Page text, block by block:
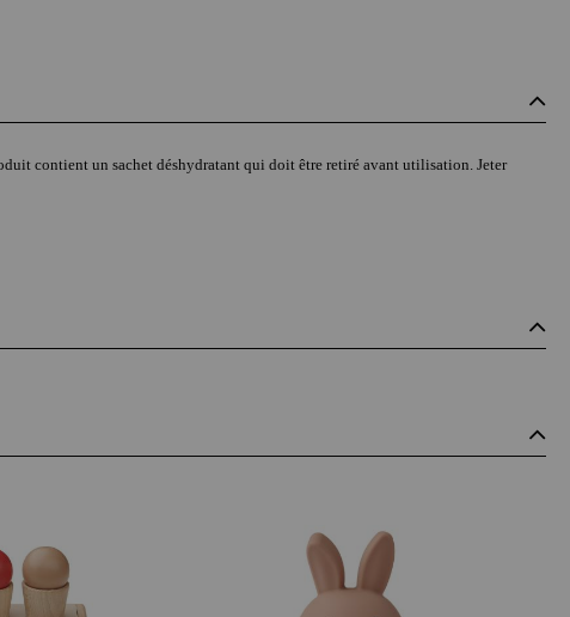
contient un sachet déshydratant qui doit être retiré avant utilisation. Jeter